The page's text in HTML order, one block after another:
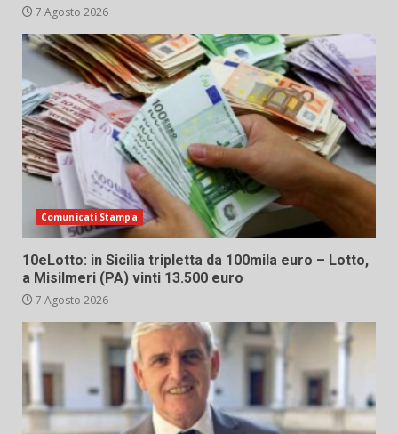
7 Agosto 2026
Comunicati Stampa
10eLotto: in Sicilia tripletta da 100mila euro – Lotto,
a Misilmeri (PA) vinti 13.500 euro
7 Agosto 2026